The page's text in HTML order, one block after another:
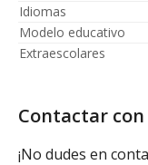
Idiomas
Modelo educativo
Extraescolares
Contactar
¡No dudes en